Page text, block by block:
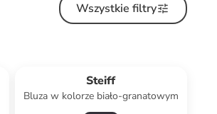
Wszystkie filtry
Steiff
Bluza w kolorze biało-granatowym